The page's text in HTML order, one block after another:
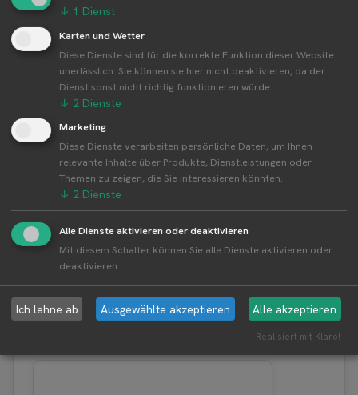
Weitere Standorte von Erdbeerhof
Attenkofer
Erdbeerhof Attenkofer betreibt 3 Standorte
Alle Standorte von Erdbeerhof Attenkofer↗
Kompakte Übersicht aller Standorte inkl.
Firmensitz von Erdbeerhof Attenkofer in einer
Karte und als Liste amzeigen.
Aktuelle Infos zur Region 84174 Viecht
Erntewetter für Viecht
Aktuelles Wetter in der Umgebung von Viecht
↓ 1 Dienst
Karten und Wetter
Diese Dienste sind für die korrekte Funktion dieser Website
unerlässlich. Sie können sie hier nicht deaktivieren, da der
Dienst sonst nicht richtig funktionieren würde.
↓ 2 Dienste
Marketing
Diese Dienste verarbeiten persönliche Daten, um Ihnen
relevante Inhalte über Produkte, Dienstleistungen oder
Themen zu zeigen, die Sie interessieren könnten.
↓ 2 Dienste
Alle Dienste aktivieren oder deaktivieren
Mit diesem Schalter können Sie alle Dienste aktivieren oder
deaktivieren.
Ich lehne ab Ausgewählte akzeptieren Alle akzeptieren
Realisiert mit Klaro!